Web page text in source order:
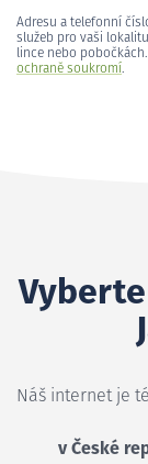
Adresu a telefonní
služeb pro vaši
lince nebo
ochraně soukromí.
Náš internet je
v České